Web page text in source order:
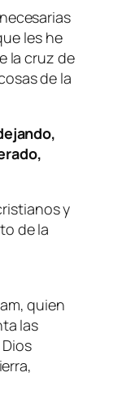
les he
la cruz de
de la
y
de la
quien
las
Dios